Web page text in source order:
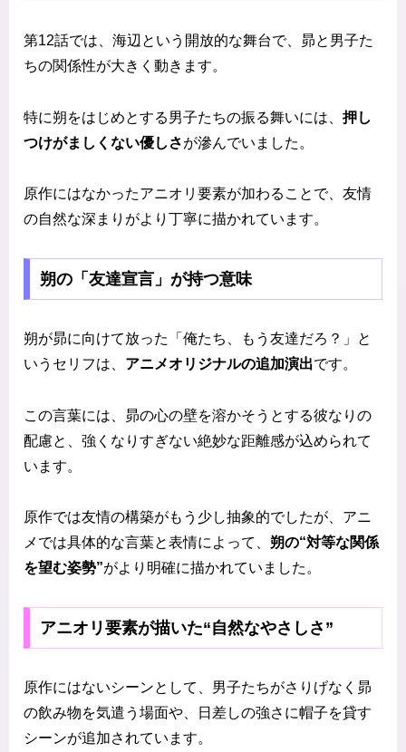
第12話では、海辺という開放的な舞台で、昴と男子た
ちの関係性が大きく動きます。
特に朔をはじめとする男子たちの振る舞いには、 押し
つけがましくない優しさが滲んでいました。
原作にはなかったアニオリ要素が加わることで、友情
の自然な深まりがより丁寧に描かれています。
朔の「友達宣言」が持つ意味
朔が昴に向けて放った「俺たち、もう友達だろ？」と
いうセリフは、 アニメオリジナルの追加演出です。
この言葉には、昴の心の壁を溶かそうとする彼なりの
配慮と、強くなりすぎない絶妙な距離感が込められて
います。
原作では友情の構築がもう少し抽象的でしたが、アニ
メでは具体的な言葉と表情によって、 朔の“対等な関係
を望む姿勢”がより明確に描かれていました。
アニオリ要素が描いた“自然なやさしさ”
原作にはないシーンとして、男子たちがさりげなく昴
の飲み物を気遣う場面や、日差しの強さに帽子を貸す
シーンが追加されています。